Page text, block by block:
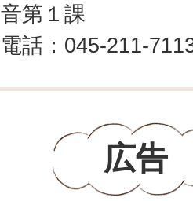
音第１課
電話：045-211-
広告